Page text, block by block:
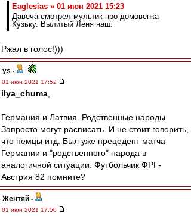
Eaglesias » 01 июн 2021 15:23
Давеча смотрел мультик про домовенка
Кузьку. Вылитый Леня наш.
Ржал в голос!)))
ys -
01 июн 2021 17:52
ilya_chuma
Германия и Латвия. Родственные народы.
Запросто могут расписать. И не стоит говорить,
что немцы итд. Был уже прецедент матча
Германии и "родственного" народа в
аналогичной ситуации. Футбольчик ФРГ-
Австрия 82 помните?
Жентяй -
01 июн 2021 17:50